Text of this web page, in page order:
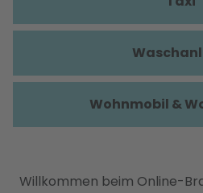
Willkommen beim Online-
Wohnmobil &